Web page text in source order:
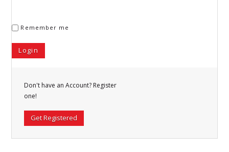
Remember me
Don't have an Account? Register
one!
Get Registered